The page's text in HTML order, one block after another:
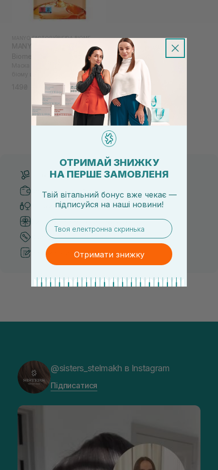
MANYO FACTORY|BIFIDA BIOME
MANYO FACTORY Bifida
Biome Ampoule Mask 1 шт
Маска тканева для відновлення
Безкоштовна доставка від 3000 UAH
Безпечні способи оплати
Тільки оригінальна косметика
Система бонусів та лояльності
Кращі ціни та топ товари
Рекомендації від косметологів
@sisters_stelmakh в Instagram
Підписатися
ОТРИМАЙ ЗНИЖКУ
НА ПЕРШЕ ЗАМОВЛЕНЯ
Твій вітальний бонус вже чекає —
підписуйся на наші новини!
email
Отримати знижку